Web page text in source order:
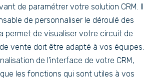
de paramétrer votre solution CRM. Il
de personnaliser le déroulé des
permet de visualiser votre circuit de
vente doit être adapté à vos équipes.
de l’interface de votre CRM,
les fonctions qui sont utiles à vos